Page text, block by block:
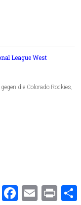
League West
die Colorado Rockies,
X
F
E
m
P